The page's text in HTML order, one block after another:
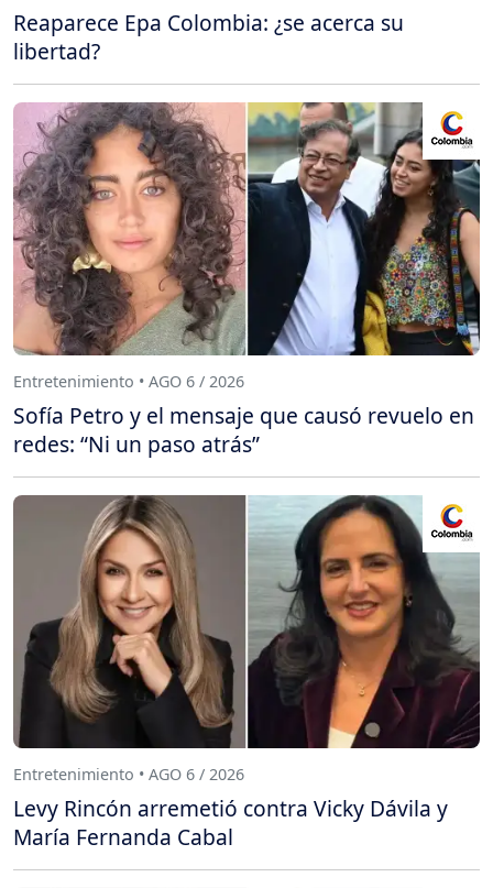
Reaparece Epa Colombia: ¿se acerca su
libertad?
Entretenimiento • AGO 6 / 2026
Sofía Petro y el mensaje que causó revuelo en
redes: “Ni un paso atrás”
Entretenimiento • AGO 6 / 2026
Levy Rincón arremetió contra Vicky Dávila y
María Fernanda Cabal